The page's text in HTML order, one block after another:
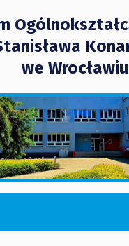
we Wrocławiu